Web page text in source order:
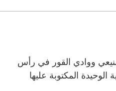
ووادي القور في رأس
الوحيدة المكتوبة عليها